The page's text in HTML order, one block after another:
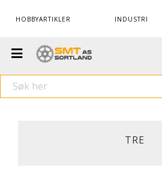
HOBBYARTIKLER INDUSTRI
TRE